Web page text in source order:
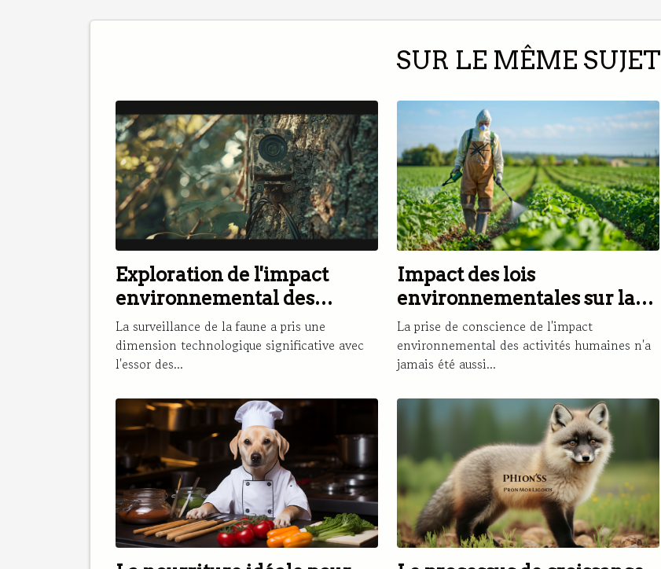
SUR LE MÊME SUJET
Exploration de l'impact
environnemental des
caméras de chasse
La surveillance de la faune a pris une
dimension technologique significative avec
l'essor des...
Impact des lois
environnementales sur la
réduction des pesticides
La prise de conscience de l'impact
environnemental des activités humaines n'a
jamais été aussi...